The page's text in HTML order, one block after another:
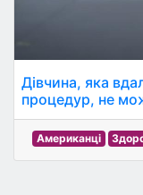
Дівчина, яка
процедур, не
Американці